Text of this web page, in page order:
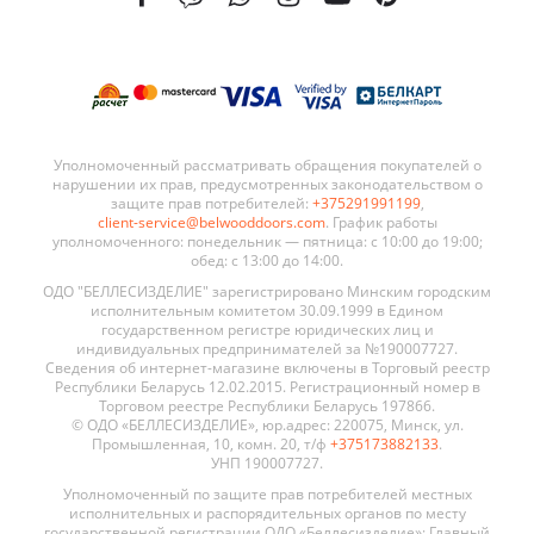
Уполномоченный рассматривать обращения покупателей о
нарушении их прав, предусмотренных законодательством о
защите прав потребителей: +375291991199,
client-service@belwooddoors.com. График работы
уполномоченного: понедельник — пятница: с 10:00 до 19:00;
обед: с 13:00 до 14:00.
ОДО "БЕЛЛЕСИЗДЕЛИЕ" зарегистрировано Минским городским
исполнительным комитетом 30.09.1999 в Едином
государственном регистре юридических лиц и
индивидуальных предпринимателей за №190007727.
Сведения об интернет-магазине включены в Торговый реестр
Республики Беларусь 12.02.2015. Регистрационный номер в
Торговом реестре Республики Беларусь 197866.
© ОДО «БЕЛЛЕСИЗДЕЛИЕ», юр.адрес: 220075, Минск, ул.
Промышленная, 10, комн. 20, т/ф +375173882133.
УНП 190007727.
Уполномоченный по защите прав потребителей местных
исполнительных и распорядительных органов по месту